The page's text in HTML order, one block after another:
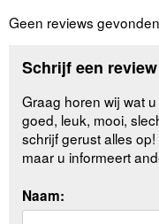
Geen reviews
Schrijf een review
Graag horen wij wat
goed, leuk, mooi,
schrijf gerust alles
maar u informeert
Naam: